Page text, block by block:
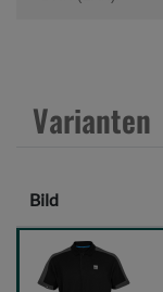
a
:
Varianten
Bild
Core
Collection